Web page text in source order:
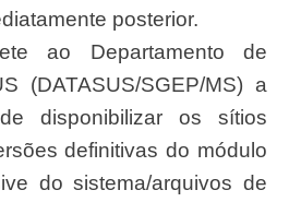
posterior.
ao Departamento de
(DATASUS/SGEP/MS) a
disponibilizar os sítios
definitivas do módulo
do sistema/arquivos de